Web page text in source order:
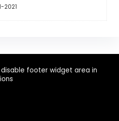
2021
footer widget area in